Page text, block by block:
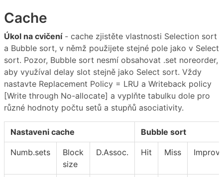
Cache
Úkol na cvičení- cache zjistěte vlastnosti Selection sort
a Bubble sort, v němž použijete stejné pole jako v Select
sort. Pozor, Bubble sort nesmí obsahovat .set noreorder,
aby využíval delay slot stejně jako Select sort. Vždy
nastavte Replacement Policy = LRU a Writeback policy
[Write through No-allocate] a vyplňte tabulku dole pro
různé hodnoty počtu setů a stupňů asociativity.
Nastaveni cache Bubble sort
Numb.sets
Block
size
D.Assoc. Hit Miss